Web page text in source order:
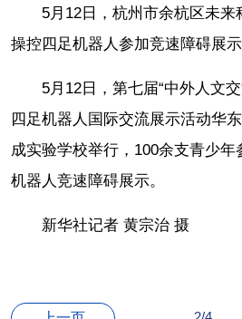
5月12日，杭州市余杭区未
操控四足机器人参加竞速障碍展示
5月12日，第七届“中外人文
四足机器人国际交流展示活动华
成实验学校举行，100余支青少
机器人竞速障碍展示。
新华社记者 黄宗治 摄